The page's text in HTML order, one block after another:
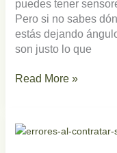
puedes tener
Pero si no sabes
estás dejando
son justo lo que
Read More »
más